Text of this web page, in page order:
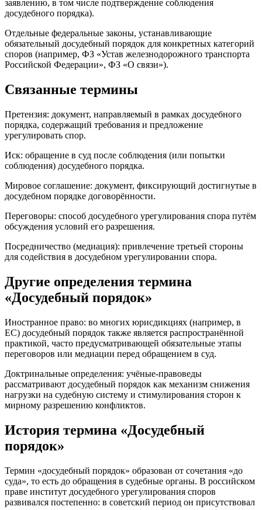
заявлению, в том числе подтверждение соблюдения
досудебного порядка).
Отдельные федеральные законы, устанавливающие
обязательный досудебный порядок для конкретных категорий
споров (например, ФЗ «Устав железнодорожного транспорта
Российской Федерации», ФЗ «О связи»).
Связанные термины
Претензия: документ, направляемый в рамках досудебного
порядка, содержащий требования и предложение
урегулировать спор.
Иск: обращение в суд после соблюдения (или попытки
соблюдения) досудебного порядка.
Мировое соглашение: документ, фиксирующий достигнутые в
досудебном порядке договорённости.
Переговоры: способ досудебного урегулирования спора путём
обсуждения условий его разрешения.
Посредничество (медиация): привлечение третьей стороны
для содействия в досудебном урегулировании спора.
Другие определения термина
«Досудебный порядок»
Иностранное право: во многих юрисдикциях (например, в
ЕС) досудебный порядок также является распространённой
практикой, часто предусматривающей обязательные этапы
переговоров или медиации перед обращением в суд.
Доктринальные определения: учёные-правоведы
рассматривают досудебный порядок как механизм снижения
нагрузки на судебную систему и стимулирования сторон к
мирному разрешению конфликтов.
История термина «Досудебный
порядок»
Термин «досудебный порядок» образован от сочетания «до
суда», то есть до обращения в судебные органы. В российском
праве институт досудебного урегулирования споров
развивался постепенно: в советский период он присутствовал